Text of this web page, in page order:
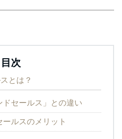
目次
とは？
ドセールス」との違い
ルスのメリット